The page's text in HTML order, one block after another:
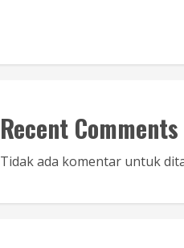
Recent Comments
Tidak ada komentar untuk